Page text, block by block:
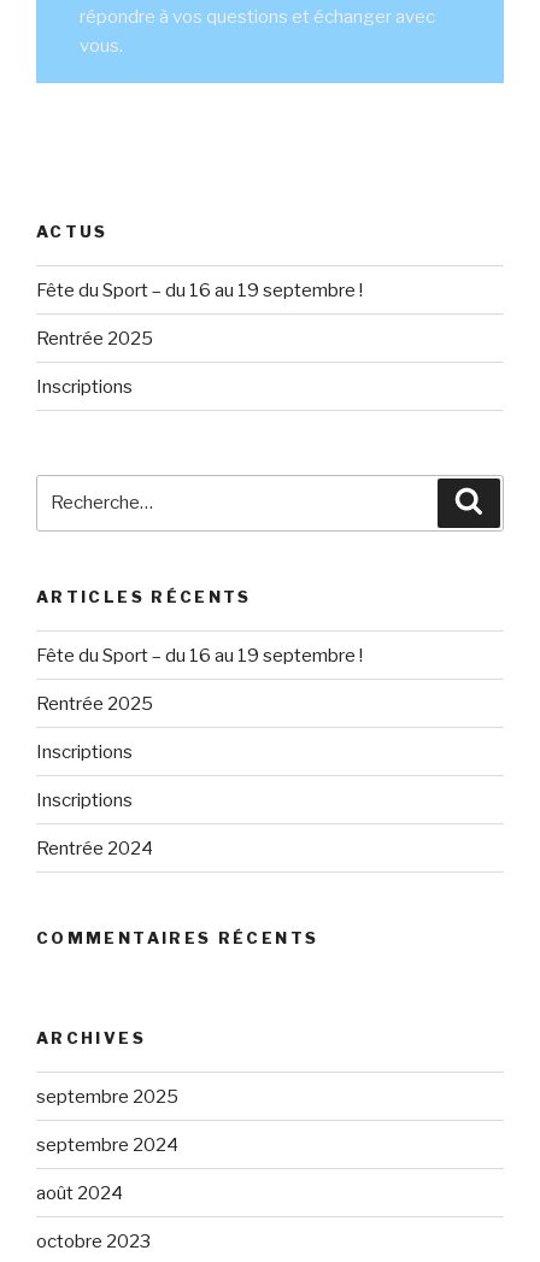
répondre à vos questions et échanger avec
vous.
ACTUS
Fête du Sport – du 16 au 19 septembre !
Rentrée 2025
Inscriptions
ARTICLES RÉCENTS
Fête du Sport – du 16 au 19 septembre !
Rentrée 2025
Inscriptions
Inscriptions
Rentrée 2024
COMMENTAIRES RÉCENTS
ARCHIVES
septembre 2025
septembre 2024
août 2024
octobre 2023